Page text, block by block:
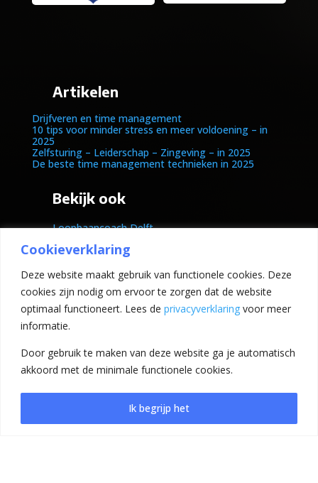
Cookieverklaring
Deze website maakt gebruik van functionele cookies. Deze
cookies zijn nodig om ervoor te zorgen dat de website
optimaal functioneert. Lees de privacyverklaring voor meer
informatie.
Door gebruik te maken van deze website ga je automatisch
akkoord met de minimale functionele cookies.
Ik begrijp het
Artikelen
Drijfveren en time management
10 tips voor minder stress en meer voldoening – in
2025
Zelfsturing – Leiderschap – Zingeving – in 2025
De beste time management technieken in 2025
Bekijk ook
Loopbaancoach Delft
Coach voor IT
Loopbaancoach Den Haag